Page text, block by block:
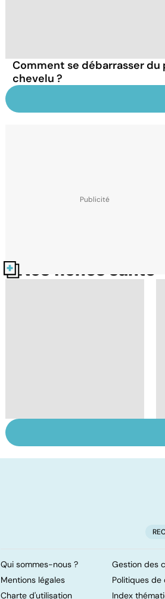
Comment se débarrasser du
chevelu ?
Nos fiches santé
dévorent la vie
Qui sommes-nous ?
Gestion des
Mentions légales
Politiques
Charte d'utilisation
Index